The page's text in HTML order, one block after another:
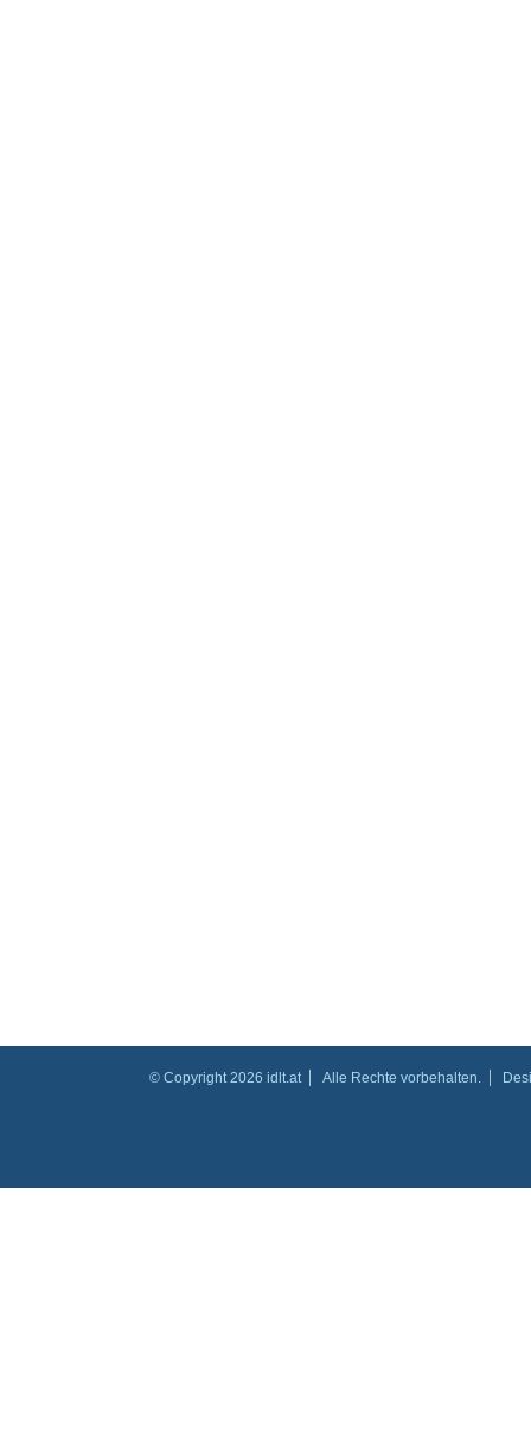
© Copyright 2026 idlt.at Alle Rechte vorbehalten.